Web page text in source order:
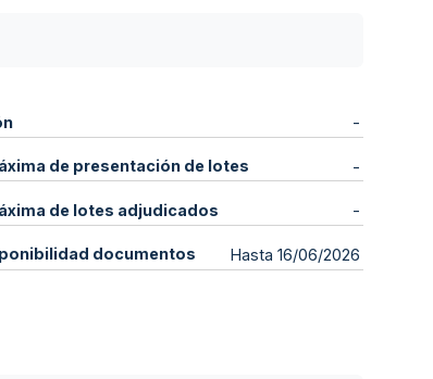
-
de presentación de lotes -
de lotes adjudicados -
documentos Hasta 16/06/2026